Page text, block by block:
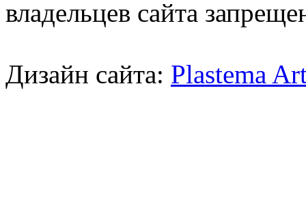
владельцев сайта
Дизайн сайта: Plastema